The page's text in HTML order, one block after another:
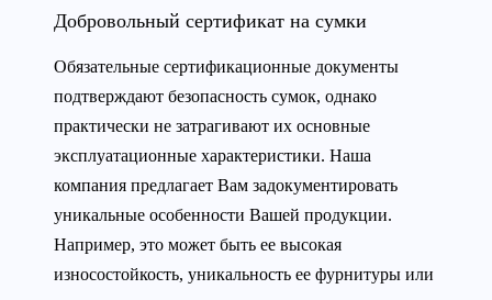
Добровольный сертификат на сумки
Обязательные сертификационные документы
подтверждают безопасность сумок, однако
практически не затрагивают их основные
эксплуатационные характеристики. Наша
компания предлагает Вам задокументировать
уникальные особенности Вашей продукции.
Например, это может быть ее высокая
износостойкость, уникальность ее фурнитуры или